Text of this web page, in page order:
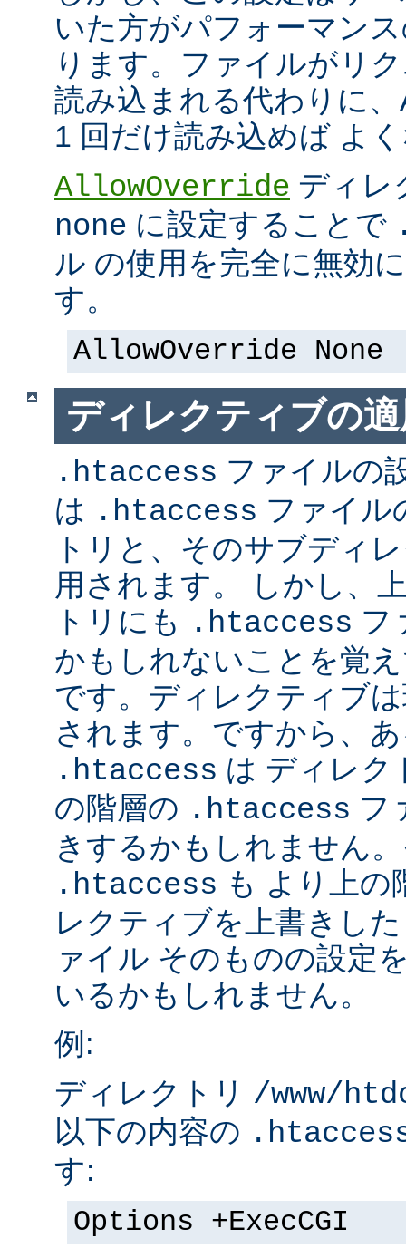
いた方がパフォーマン
ります。ファイルがリ
読み込まれる代わりに
1 回だけ読み込めば よ
AllowOverride ディレ
none に設定することで
ル の使用を完全に無効
す。
AllowOverride None
ディレクティブの
.htaccess ファイルの
は .htaccess ファイル
トリと、そのサブディ
用されます。 しかし、
トリにも
.htaccess フ
かもしれないことを覚
です。ディレクティブ
されます。ですから、
.htaccess は ディレク
の階層の .htaccess フ
きするかもしれません
.htaccess も より上の
レクティブを上書きし
ァイル そのものの設定
いるかもしれません。
例:
ディレクトリ /www/
以下の内容の
す:
Options +ExecCGI